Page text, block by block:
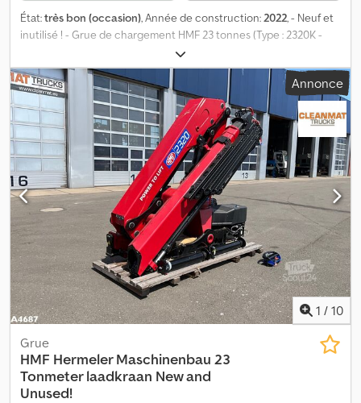
État:très bon (occasion), Année de construction:2022, - Neuf et
inutilisé ! - Grue de chargement HMF 23 tonnes (Type : 2320K -
RCS) - 4 rallonges hydrauliques - 5ème et 6ème fonction -
Télécommande radio - Refroidisseur d'huile - Équipé du système
de stabilité EVS - Diagramme de charge : Dcsdozrv Tbepfx Ahcjk *
4,5 mètres -> 4 440 kg * 6,4 mètres -> 3 000 kg * 8,3 mètres -> 2
210 kg * 10,3 mètres -> 1 750 kg * 12,4 mètres -> 1 440 kg =
Informations complémentaires = État technique : très bon État
visuel : très bon Fabricant : Clean Mat Trucks B.V.
Wageningsestraat 17 6673DB ANDELST, NL
Annonce
1 / 10
Grue
HMF Hermeler Maschinenbau 23
Tonmeter laadkraan New and
Unused!